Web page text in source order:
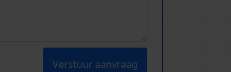
Verstuur aanvraag